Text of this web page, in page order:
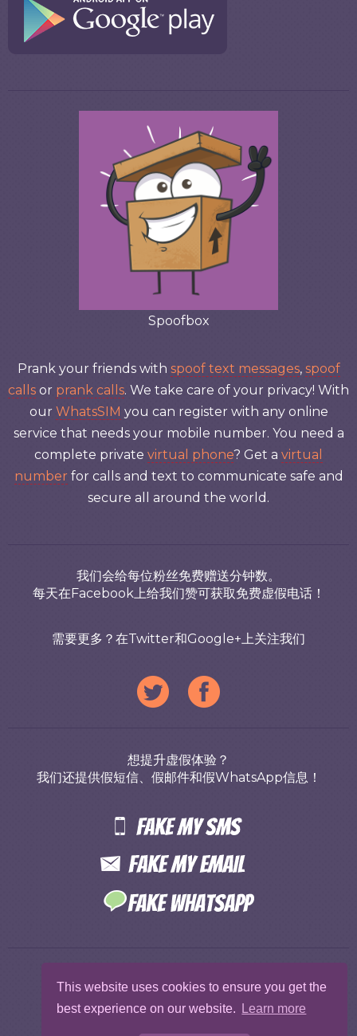
This website uses cookies to ensure you get the
best experience on our website.
Learn more
Spoofbox
Prank your friends with spoof text messages, spoof
calls or prank calls. We take care of your privacy! With
our WhatsSIM you can register with any online
service that needs your mobile number. You need a
complete private virtual phone? Get a virtual
number for calls and text to communicate safe and
secure all around the world.
我们会给每位粉丝免费赠送分钟数。
每天在Facebook上给我们赞可获取免费虚假电话！
需要更多？在Twitter和Google+上关注我们
想提升虚假体验？
我们还提供假短信、假邮件和假WhatsApp信息！
免费 服务条款 Privacy
Protect Me
使用说明